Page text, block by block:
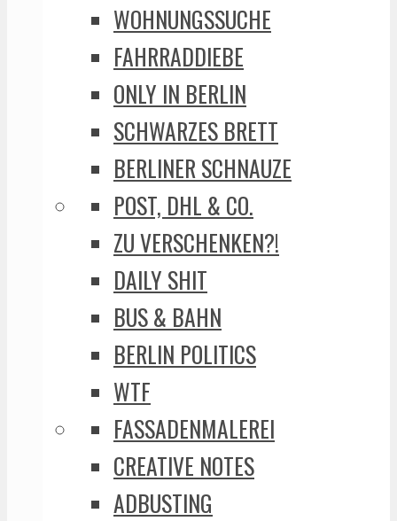
WOHNUNGSSUCHE
FAHRRADDIEBE
ONLY IN BERLIN
SCHWARZES BRETT
BERLINER SCHNAUZE
POST, DHL & CO.
ZU VERSCHENKEN?!
DAILY SHIT
BUS & BAHN
BERLIN POLITICS
WTF
FASSADENMALEREI
CREATIVE NOTES
ADBUSTING